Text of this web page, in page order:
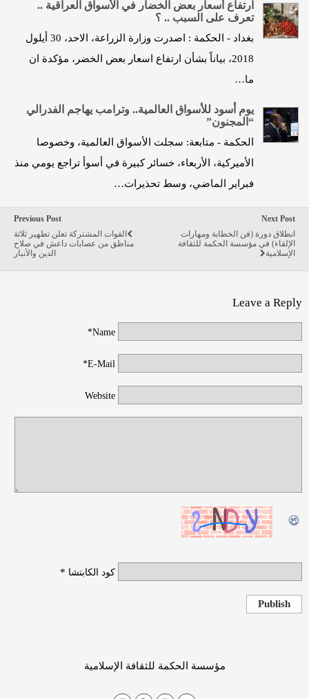
ارتفاع أسعار بعض الخضار في الأسواق العراقية ..
تعرف على السبب .. ؟
بغداد - الحكمة : اصدرت وزارة الزراعة، الاحد، 30 أيلول
2018، بياناً بشأن ارتفاع اسعار بعض الخضر، مؤكدة ان
ما…
يوم أسود للأسواق العالمية.. وترامب يهاجم الفدرالي
“المجنون”
الحكمة - متابعة: سجلت الأسواق العالمية، وخصوصا
الأميركية، الأربعاء، خسائر كبيرة في أسوأ تراجع يومي منذ
فبراير الماضي، وسط تحذيرات…
Previous Post
القوات المشتركة تعلن تطهير ثلاثة
مناطق من عصابات داعش في صلاح
الدين والأنبار
Next Post
انطلاق دورة (فن الخطابة ومهارات
الإلقاء) في مؤسسة الحكمة للثقافة
الإسلامية
Leave a Reply
Name*
E-Mail*
Website
كود الكابتشا *
Publish
مؤسسة الحكمة للثقافة الإسلامية